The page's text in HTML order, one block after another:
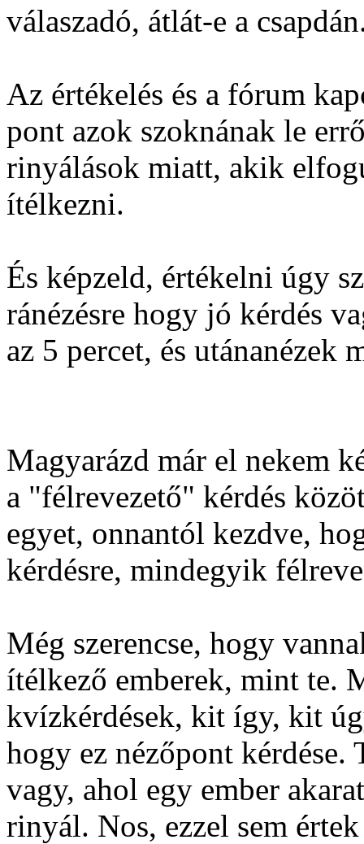
válaszadó, átlát-e a
Az értékelés és a fórum
pont azok szoknának le
rinyálások miatt, akik
ítélkezni.
És képzeld, értékelni úgy
ránézésre hogy jó kérdés
az 5 percet, és utánanézek
Magyarázd már el nekem
a "félrevezető" kérdés
egyet, onnantól kezdve,
kérdésre, mindegyik
Még szerencse, hogy
ítélkező emberek, mint te.
kvízkérdések, kit így, kit
hogy ez nézőpont
vagy, ahol egy ember
rinyál. Nos, ezzel sem